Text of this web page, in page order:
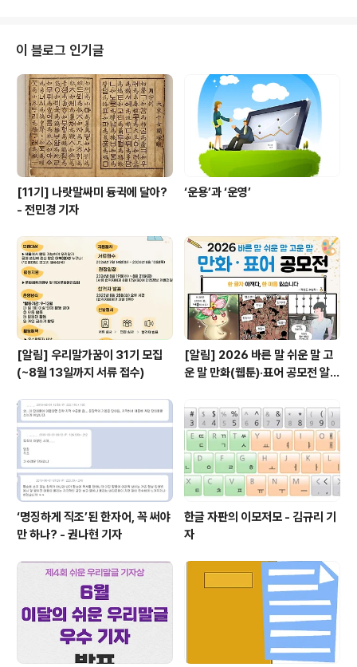
한국 문화를 이해하고 사람들과 소통할 수 있었다. 탄 씨의
시선을 바탕으로, 외국인 유학생에게 한글과 한국어가 지
닌 의미와 한국에서의 삶을 들여다보았다. 질문. 한국어를
배우기 시작한 계기는 무엇인가요?한국 문화를 좋아하게
되면서 자연스럽게 한국에 오게 되었고, 유학을 결심하면
서 한국어도 배우게 되었어요..
이 블로그 인기글
[11기] 나랏말싸미 듕귁에 달아?
- 전민경 기자
‘운용’과 ‘운영’
[알림] 우리말가꿈이 31기 모집
(~8월 13일까지 서류 접수)
[알림] 2026 바른 말 쉬운 말 고
운 말 만화(웹툰)·표어 공모전 알림
‘명징하게 직조’된 한자어, 꼭 써야
만 하나? - 권나현 기자
한글 자판의 이모저모 - 김규리 기
자